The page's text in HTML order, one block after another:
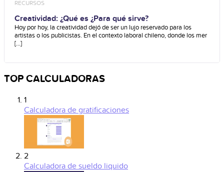
RECURSOS
Creatividad: ¿Qué es ¿Para qué sirve?
Hoy por hoy, la creatividad dejó de ser un lujo reservado para los
artistas o los publicistas. En el contexto laboral chileno, donde los mer
[...]
TOP CALCULADORAS
1
Calculadora de gratificaciones
2
Calculadora de sueldo liquido